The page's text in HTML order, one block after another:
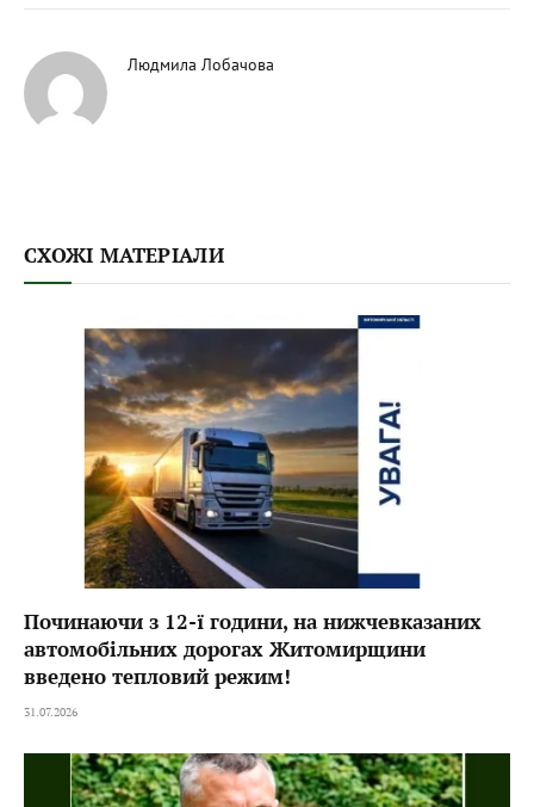
Людмила Лобачова
СХОЖІ МАТЕРІАЛИ
Починаючи з 12-ї години, на нижчевказаних
автомобільних дорогах Житомирщини
введено тепловий режим!
31.07.2026